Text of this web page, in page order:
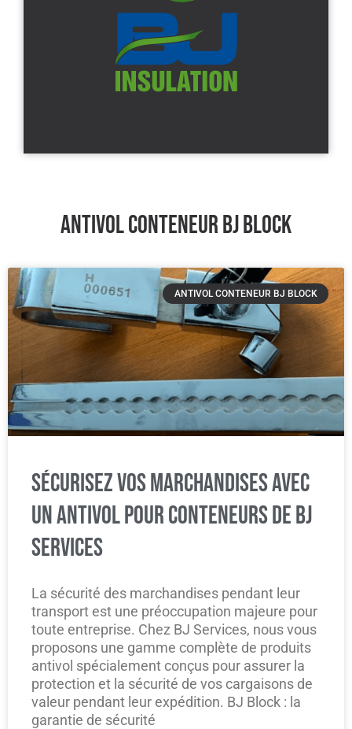
ANTIVOL CONTENEUR BJ BLOCK
ANTIVOL CONTENEUR BJ BLOCK
SÉCURISEZ VOS MARCHANDISES AVEC
UN ANTIVOL POUR CONTENEURS DE BJ
SERVICES
La sécurité des marchandises pendant leur
transport est une préoccupation majeure pour
toute entreprise. Chez BJ Services, nous vous
proposons une gamme complète de produits
antivol spécialement conçus pour assurer la
protection et la sécurité de vos cargaisons de
valeur pendant leur expédition. BJ Block : la
garantie de sécurité